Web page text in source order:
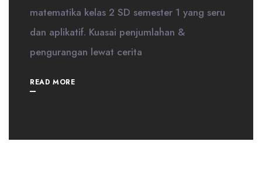
matematika kelas 2 SD semester 1 yang seru
dan aplikatif. Kuasai penjumlahan &
pengurangan lewat cerita
READ MORE